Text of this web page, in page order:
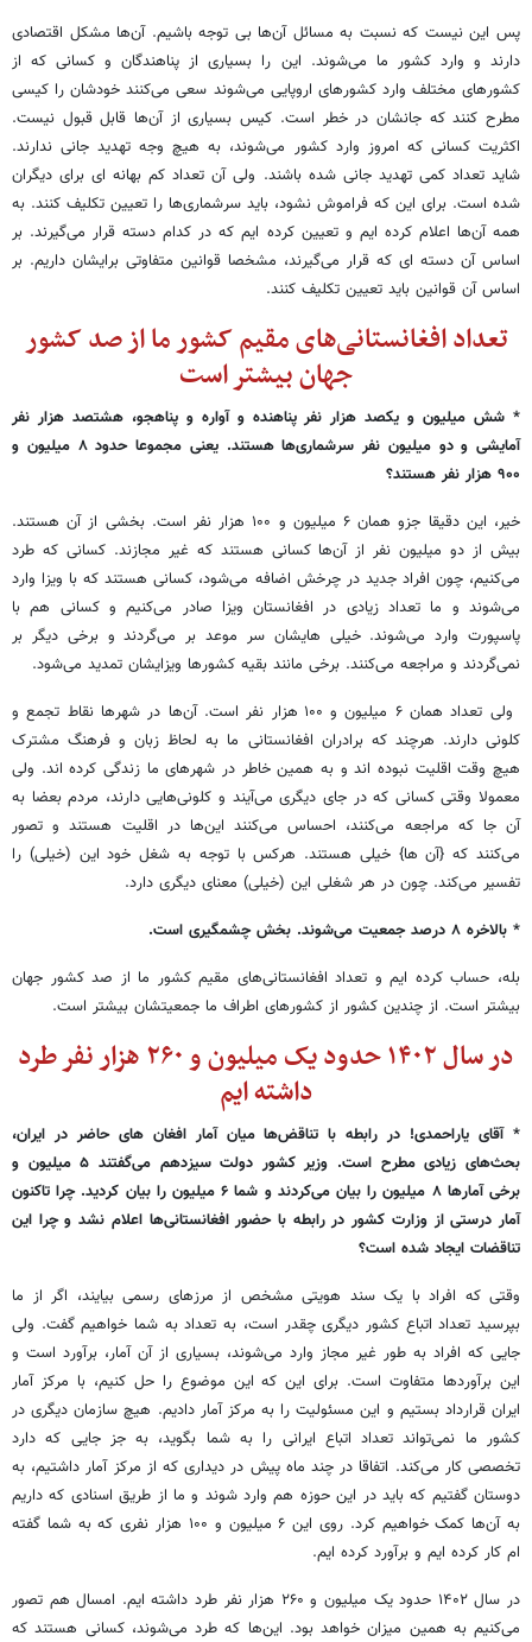
پس این نیست که نسبت به مسائل آن‌ها بی توجه باشیم. آن‌ها مشکل اقتصادی
دارند و وارد کشور ما می‌شوند. این را بسیاری از پناهندگان و کسانی که از
کشورهای مختلف وارد کشورهای اروپایی می‌شوند سعی می‌کنند خودشان را کیسی
مطرح کنند که جانشان در خطر است. کیس بسیاری از آن‌ها قابل قبول نیست.
اکثریت کسانی که امروز وارد کشور می‌شوند، به هیچ وجه تهدید جانی ندارند.
شاید تعداد کمی تهدید جانی شده باشند. ولی آن تعداد کم بهانه ای برای دیگران
شده است. برای این که فراموش نشود، باید سرشماری‌ها را تعیین تکلیف کنند. به
همه آن‌ها اعلام کرده ایم و تعیین کرده ایم که در کدام دسته قرار می‌گیرند. بر
اساس آن دسته ای که قرار می‌گیرند، مشخصا قوانین متفاوتی برایشان داریم. بر
اساس آن قوانین باید تعیین تکلیف کنند.
تعداد افغانستانی‌های مقیم کشور ما از صد کشور
جهان بیشتر است
* شش میلیون و یکصد هزار نفر پناهنده و آواره و پناهجو، هشتصد هزار نفر
آمایشی و دو میلیون نفر سرشماری‌ها هستند. یعنی مجموعا حدود ۸ میلیون و
۹۰۰ هزار نفر هستند؟
خیر، این دقیقا جزو همان ۶ میلیون و ۱۰۰ هزار نفر است. بخشی از آن هستند.
بیش از دو میلیون نفر از آن‌ها کسانی هستند که غیر مجازند. کسانی که طرد
می‌کنیم، چون افراد جدید در چرخش اضافه می‌شود، کسانی هستند که با ویزا وارد
می‌شوند و ما تعداد زیادی در افغانستان ویزا صادر می‌کنیم و کسانی هم با
پاسپورت وارد می‌شوند. خیلی هایشان سر موعد بر می‌گردند و برخی دیگر بر
نمی‌گردند و مراجعه می‌کنند. برخی مانند بقیه کشورها ویزایشان تمدید می‌شود.
ولی تعداد همان ۶ میلیون و ۱۰۰ هزار نفر است. آن‌ها در شهرها نقاط تجمع و
کلونی دارند. هرچند که برادران افغانستانی ما به لحاظ زبان و فرهنگ مشترک
هیچ وقت اقلیت نبوده اند و به همین خاطر در شهرهای ما زندگی کرده اند. ولی
معمولا وقتی کسانی که در جای دیگری می‌آیند و کلونی‌هایی دارند، مردم بعضا به
آن جا که مراجعه می‌کنند، احساس می‌کنند این‌ها در اقلیت هستند و تصور
می‌کنند که {آن ها} خیلی هستند. هرکس با توجه به شغل خود این (خیلی) را
تفسیر می‌کند. چون در هر شغلی این (خیلی) معنای دیگری دارد.
* بالاخره ۸ درصد جمعیت می‌شوند. بخش چشمگیری است.
بله، حساب کرده ایم و تعداد افغانستانی‌های مقیم کشور ما از صد کشور جهان
بیشتر است. از چندین کشور از کشورهای اطراف ما جمعیتشان بیشتر است.
در سال ۱۴۰۲ حدود یک میلیون و ۲۶۰ هزار نفر طرد
داشته ایم
* آقای یاراحمدی! در رابطه با تناقض‌ها میان آمار افغان های حاضر در ایران،
بحث‌های زیادی مطرح است. وزیر کشور دولت سیزدهم می‌گفتند ۵ میلیون و
برخی آمارها ۸ میلیون را بیان می‌کردند و شما ۶ میلیون را بیان کردید. چرا تاکنون
آمار درستی از وزارت کشور در رابطه با حضور افغانستانی‌ها اعلام نشد و چرا این
تناقضات ایجاد شده است؟
وقتی که افراد با یک سند هویتی مشخص از مرزهای رسمی بیایند، اگر از ما
بپرسید تعداد اتباع کشور دیگری چقدر است، به تعداد به شما خواهیم گفت. ولی
جایی که افراد به طور غیر مجاز وارد می‌شوند، بسیاری از آن آمار، برآورد است و
این برآوردها متفاوت است. برای این که این موضوع را حل کنیم، با مرکز آمار
ایران قرارداد بستیم و این مسئولیت را به مرکز آمار دادیم. هیچ سازمان دیگری در
کشور ما نمی‌تواند تعداد اتباع ایرانی را به شما بگوید، به جز جایی که دارد
تخصصی کار می‌کند. اتفاقا در چند ماه پیش در دیداری که از مرکز آمار داشتیم، به
دوستان گفتیم که باید در این حوزه هم وارد شوند و ما از طریق اسنادی که داریم
به آن‌ها کمک خواهیم کرد. روی این ۶ میلیون و ۱۰۰ هزار نفری که به شما گفته
ام کار کرده ایم و برآورد کرده ایم.
در سال ۱۴۰۲ حدود یک میلیون و ۲۶۰ هزار نفر طرد داشته ایم. امسال هم تصور
می‌کنیم به همین میزان خواهد بود. این‌ها که طرد می‌شوند، کسانی هستند که